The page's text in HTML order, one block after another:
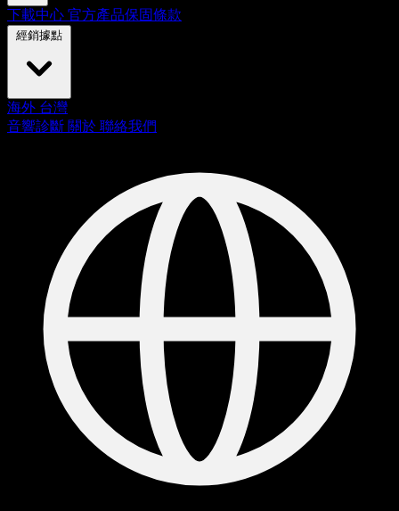
下載中心 官方產品保固條款
海外 台灣
音響診斷 關於 聯絡我們